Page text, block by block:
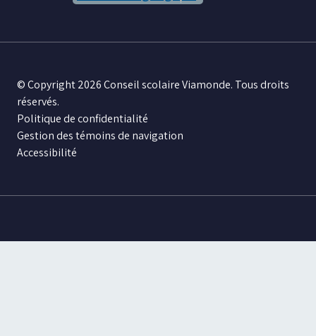
© Copyright 2026 Conseil scolaire Viamonde. Tous droits
réservés.
Politique de confidentialité
Gestion des témoins de navigation
Accessibilité